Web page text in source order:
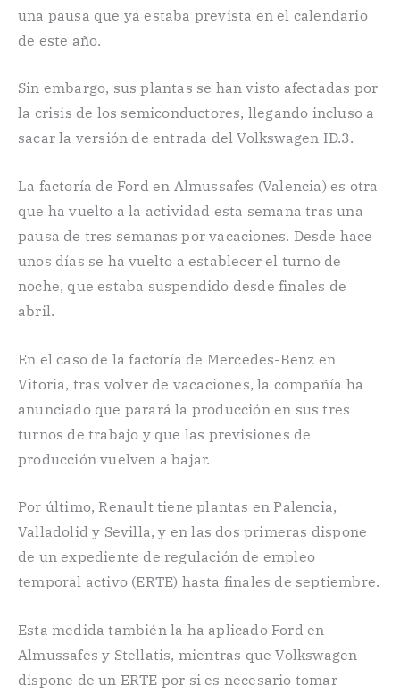
una pausa que ya estaba prevista en el calendario
de este año.
Sin embargo, sus plantas se han visto afectadas por
la crisis de los semiconductores, llegando incluso a
sacar la versión de entrada del Volkswagen ID.3.
La factoría de Ford en Almussafes (Valencia) es otra
que ha vuelto a la actividad esta semana tras una
pausa de tres semanas por vacaciones. Desde hace
unos días se ha vuelto a establecer el turno de
noche, que estaba suspendido desde finales de
abril.
En el caso de la factoría de Mercedes-Benz en
Vitoria, tras volver de vacaciones, la compañía ha
anunciado que parará la producción en sus tres
turnos de trabajo y que las previsiones de
producción vuelven a bajar.
Por último, Renault tiene plantas en Palencia,
Valladolid y Sevilla, y en las dos primeras dispone
de un expediente de regulación de empleo
temporal activo (ERTE) hasta finales de septiembre.
Esta medida también la ha aplicado Ford en
Almussafes y Stellatis, mientras que Volkswagen
dispone de un ERTE por si es necesario tomar